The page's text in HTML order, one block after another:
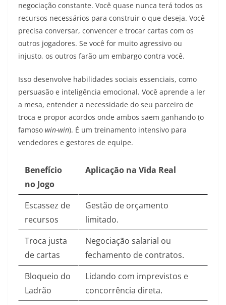
negociação constante. Você quase nunca terá todos os
recursos necessários para construir o que deseja. Você
precisa conversar, convencer e trocar cartas com os
outros jogadores. Se você for muito agressivo ou
injusto, os outros farão um embargo contra você.
Isso desenvolve habilidades sociais essenciais, como
persuasão e inteligência emocional. Você aprende a ler
a mesa, entender a necessidade do seu parceiro de
troca e propor acordos onde ambos saem ganhando (o
famoso win-win). É um treinamento intensivo para
vendedores e gestores de equipe.
Benefício
no Jogo
Aplicação na Vida Real
Escassez de
recursos
Gestão de orçamento
limitado.
Troca justa
de cartas
Negociação salarial ou
fechamento de contratos.
Bloqueio do
Ladrão
Lidando com imprevistos e
concorrência direta.